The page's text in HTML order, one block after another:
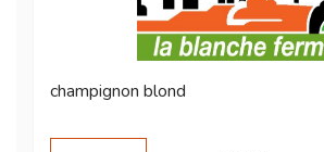
champignon blond